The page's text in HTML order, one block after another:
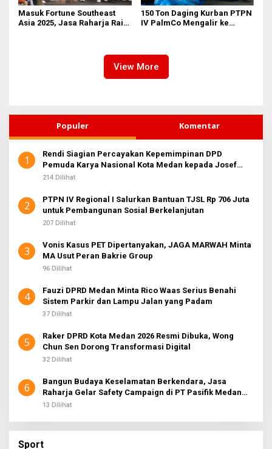
Masuk Fortune Southeast
Asia 2025, Jasa Raharja Raih
150 Ton Daging Kurban PTPN
IV PalmCo Mengalir ke
View More
Populer Komentar
1
Rendi Siagian Percayakan Kepemimpinan DPD
Pemuda Karya Nasional Kota Medan kepada Josef
Sembiring
214 Dilihat
2
PTPN IV Regional I Salurkan Bantuan TJSL Rp 706 Juta
untuk Pembangunan Sosial Berkelanjutan
207 Dilihat
3
Vonis Kasus PET Dipertanyakan, JAGA MARWAH Minta
MA Usut Peran Bakrie Group
96 Dilihat
4
Fauzi DPRD Medan Minta Rico Waas Serius Benahi
Sistem Parkir dan Lampu Jalan yang Padam
37 Dilihat
5
Raker DPRD Kota Medan 2026 Resmi Dibuka, Wong
Chun Sen Dorong Transformasi Digital
32 Dilihat
6
Bangun Budaya Keselamatan Berkendara, Jasa
Raharja Gelar Safety Campaign di PT Pasifik Medan
Industri
13 Dilihat
Sport